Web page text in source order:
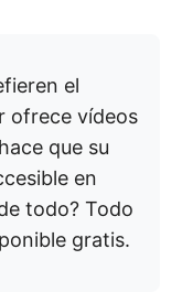
el
ofrece vídeos
que su
en
todo? Todo
gratis.